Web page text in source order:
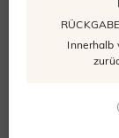
Innerhalb